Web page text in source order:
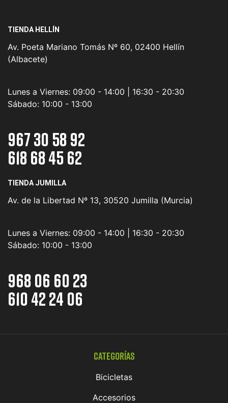
TIENDA HELLÍN
Av. Poeta Mariano Tomás Nº 60, 02400 Hellín
(Albacete)
Lunes a Viernes: 09:00 - 14:00 | 16:30 - 20:30
Sábado: 10:00 - 13:00
967 30 58 92
618 68 45 62
TIENDA JUMILLA
Av. de la Libertad Nº 13, 30520 Jumilla (Murcia)
Lunes a Viernes: 09:00 - 14:00 | 16:30 - 20:30
Sábado: 10:00 - 13:00
968 06 60 23
610 42 24 06
Categorías
Bicicletas
Accesorios